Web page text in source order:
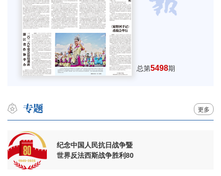
总第5498期
更多
纪念中国人民抗日战争暨
世界反法西斯战争胜利80